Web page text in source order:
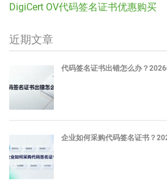
DigiCert OV代码签名证书优惠购买
近期文章
代码签名证书出错怎么办？
企业如何采购代码签名证书？